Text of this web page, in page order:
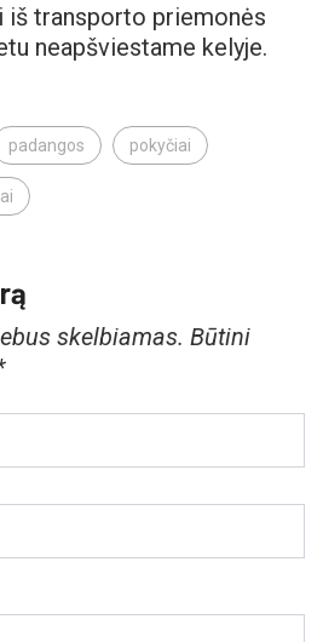
transporto priemonės
neapšviestame kelyje.
padangos pokyčiai
skelbiamas. Būtini